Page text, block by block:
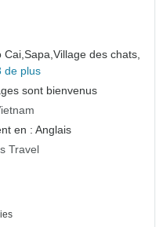
Cai,Sapa,Village des chats,
de plus
sont bienvenus
en : Anglais
Travel